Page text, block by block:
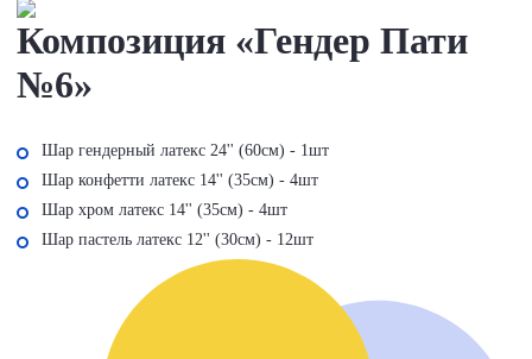
Композиция «Гендер Пати
№6»
Шар гендерный латекс 24'' (60см) - 1шт
Шар конфетти латекс 14'' (35см) - 4шт
Шар хром латекс 14'' (35см) - 4шт
Шар пастель латекс 12'' (30см) - 12шт